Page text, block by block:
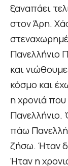
ξαναπάει
στον Άρη.
Πανελλήνιο
και
κόσμο και
η χρονιά
Πανελλήνιο.
πάω
ζήσω. Ήταν
Ήταν η